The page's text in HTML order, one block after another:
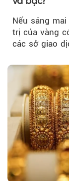
Nếu sáng
trị của vàng
các sở giao